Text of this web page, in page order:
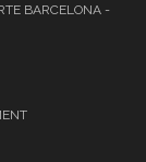
BARCELONA -